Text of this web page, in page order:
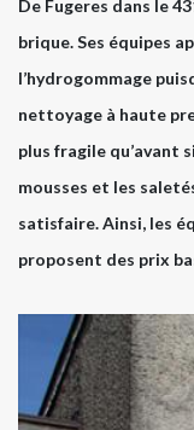
De Fugeres dans le
brique. Ses équipes
l’hydrogommage
nettoyage à haute
plus fragile qu’avant
mousses et les
satisfaire. Ainsi, les
proposent des prix